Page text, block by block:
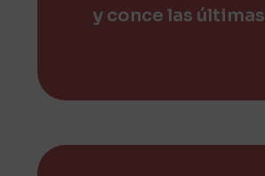
y conce las últimas